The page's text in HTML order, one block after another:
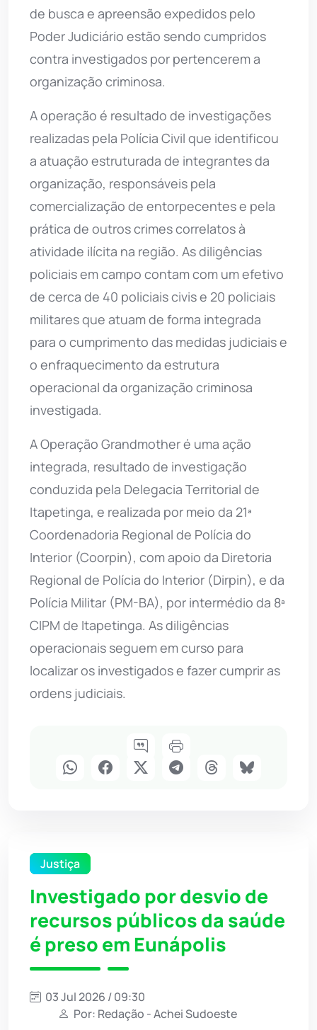
de busca e apreensão expedidos pelo
Poder Judiciário estão sendo cumpridos
contra investigados por pertencerem a
organização criminosa.
A operação é resultado de investigações
realizadas pela Polícia Civil que identificou
a atuação estruturada de integrantes da
organização, responsáveis pela
comercialização de entorpecentes e pela
prática de outros crimes correlatos à
atividade ilícita na região. As diligências
policiais em campo contam com um efetivo
de cerca de 40 policiais civis e 20 policiais
militares que atuam de forma integrada
para o cumprimento das medidas judiciais e
o enfraquecimento da estrutura
operacional da organização criminosa
investigada.
A Operação Grandmother é uma ação
integrada, resultado de investigação
conduzida pela Delegacia Territorial de
Itapetinga, e realizada por meio da 21ª
Coordenadoria Regional de Polícia do
Interior (Coorpin), com apoio da Diretoria
Regional de Polícia do Interior (Dirpin), e da
Polícia Militar (PM-BA), por intermédio da 8ª
CIPM de Itapetinga. As diligências
operacionais seguem em curso para
localizar os investigados e fazer cumprir as
ordens judiciais.
Justiça
Investigado por desvio de
recursos públicos da saúde
é preso em Eunápolis
03 Jul 2026 / 09:30
Por: Redação - Achei Sudoeste